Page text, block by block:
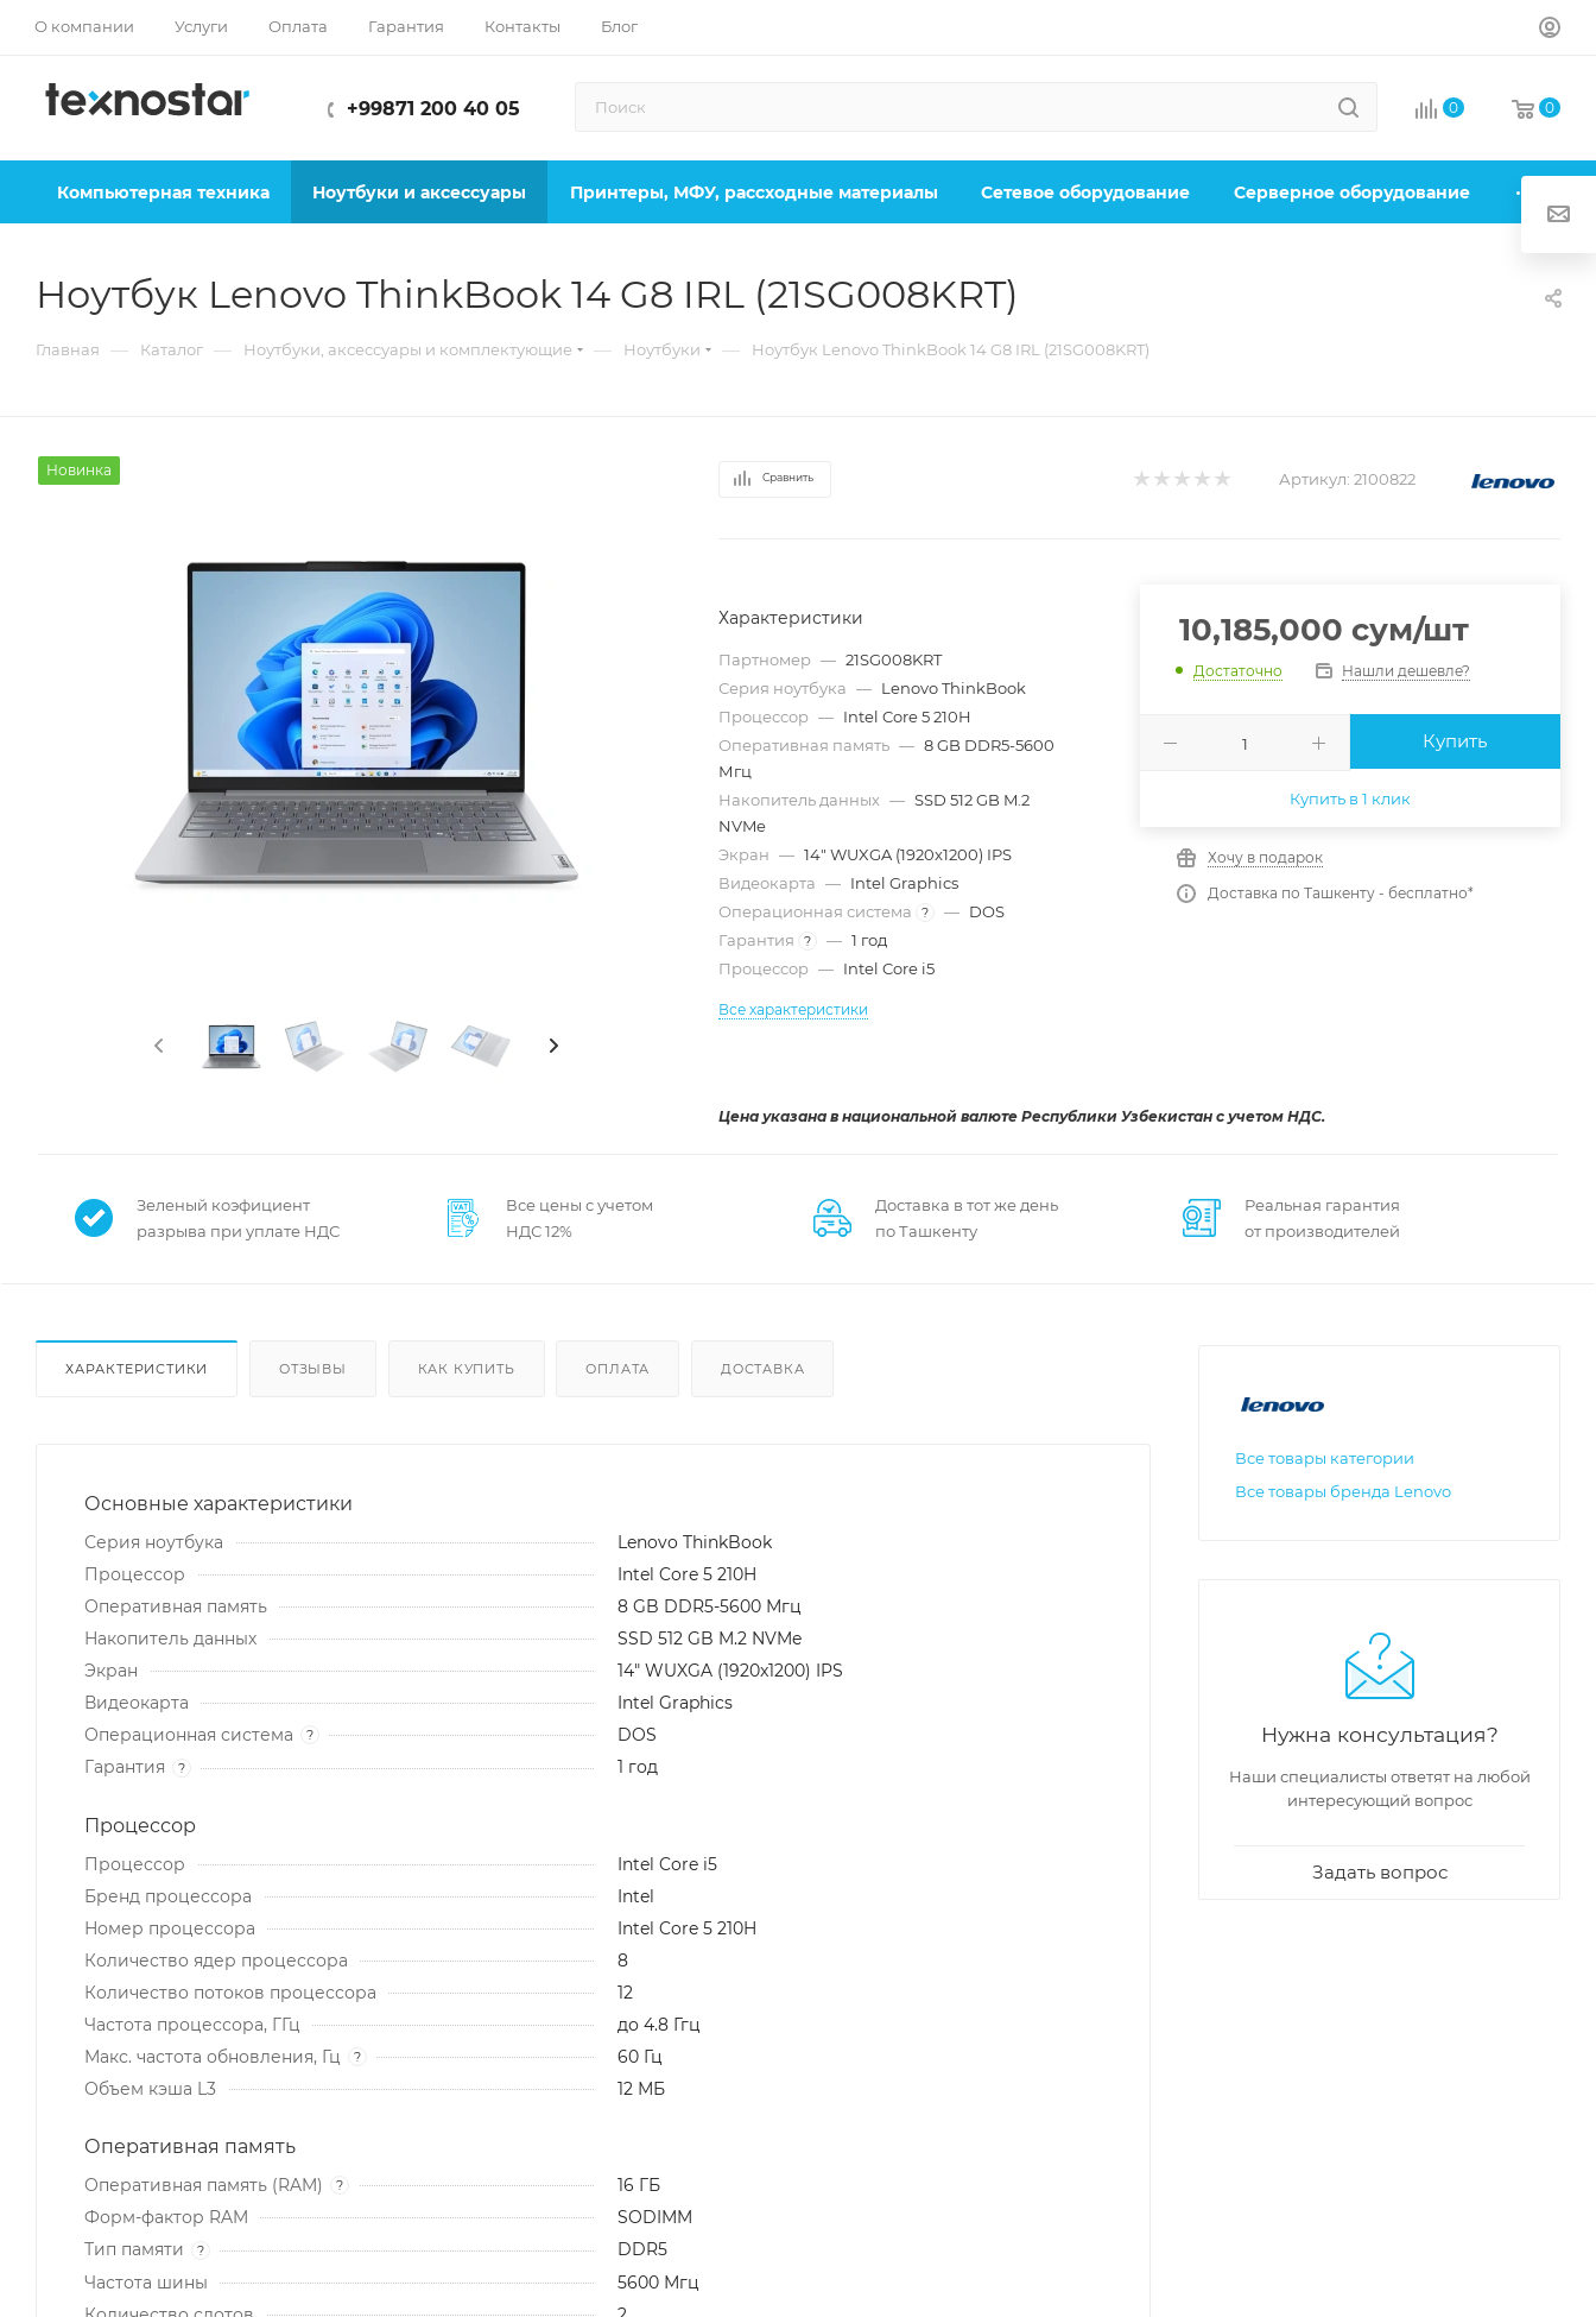
О компании Услуги Оплата Гарантия Контакты Блог
+99871 200 40 05 0 0
Компьютерная техника Ноутбуки и аксессуары Принтеры, МФУ, рассходные материалы Сетевое оборудование Серверное оборудование
Ноутбук Lenovo ThinkBook 14 G8 IRL (21SG008KRT)
Главная — Каталог — Ноутбуки, аксессуары и комплектующие — Ноутбуки — Ноутбук Lenovo ThinkBook 14 G8 IRL (21SG008KRT)
Новинка Сравнить Артикул: 2100822
Характеристики
Партномер — 21SG008KRT
Серия ноутбука — Lenovo ThinkBook
Процессор — Intel Core 5 210H
Оперативная память — 8 GB DDR5-5600
Мгц
Накопитель данных — SSD 512 GB M.2
NVMe
Экран — 14" WUXGA (1920x1200) IPS
Видеокарта — Intel Graphics
Операционная система
? — DOS
Гарантия
? — 1 год
Процессор — Intel Core i5
Все характеристики
10,185,000 сум/шт
Достаточно Нашли дешевле?
Купить
Купить в 1 клик
Хочу в подарок
Доставка по Ташкенту - бесплатно*
Цена указана в национальной валюте Республики Узбекистан с учетом НДС.
Зеленый коэфициент
разрыва при уплате НДС
Все цены с учетом
НДС 12%
Доставка в тот же день
по Ташкенту
Реальная гарантия
от производителей
ХАРАКТЕРИСТИКИ ОТЗЫВЫ КАК КУПИТЬ ОПЛАТА ДОСТАВКА
Основные характеристики
Серия ноутбука
Lenovo ThinkBook
Процессор
Intel Core 5 210H
Оперативная память
8 GB DDR5-5600 Мгц
Накопитель данных
SSD 512 GB M.2 NVMe
Экран
14" WUXGA (1920x1200) IPS
Видеокарта
Intel Graphics
Операционная система
?
DOS
Гарантия
? 1 год
Процессор
Процессор
Intel Core i5
Бренд процессора
Intel
Номер процессора
Intel Core 5 210H
Количество ядер процессора
8
Количество потоков процессора
12
Частота процессора, ГГц
до 4.8 Ггц
Макс. частота обновления, Гц
?
60 Гц
Объем кэша L3
12 МБ
Оперативная память
Оперативная память (RAM) ?
16 ГБ
Форм-фактор RAM
SODIMM
Тип памяти
?
DDR5
Частота шины
5600 Мгц
Все товары категории
Все товары бренда Lenovo
Нужна консультация?
Наши специалисты ответят на любой
интересующий вопрос
Задать вопрос